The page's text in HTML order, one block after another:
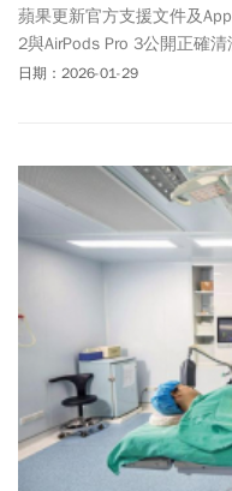
蘋果更新官方支援文件及
2與AirPods Pro 3公開正確
器，引發網友熱議。這是蘋
日期：2026-01-29